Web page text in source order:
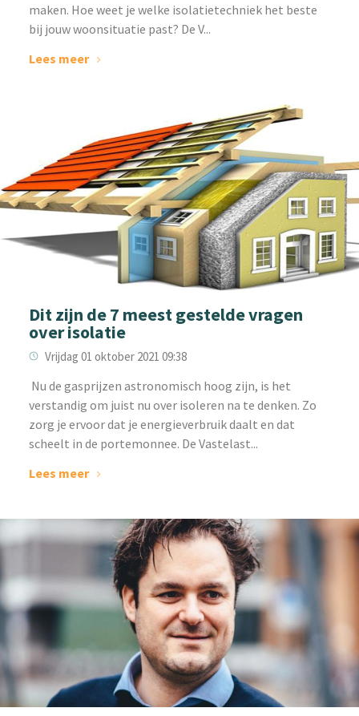
maken. Hoe weet je welke isolatietechniek het beste
bij jouw woonsituatie past? De V...
Lees meer
Dit zijn de 7 meest gestelde vragen
over isolatie
Vrijdag 01 oktober 2021 09:38
‌ Nu de gasprijzen astronomisch hoog zijn, is het
verstandig om juist nu over isoleren na te denken. Zo
zorg je ervoor dat je energieverbruik daalt en dat
scheelt in de portemonnee. De Vastelast...
Lees meer